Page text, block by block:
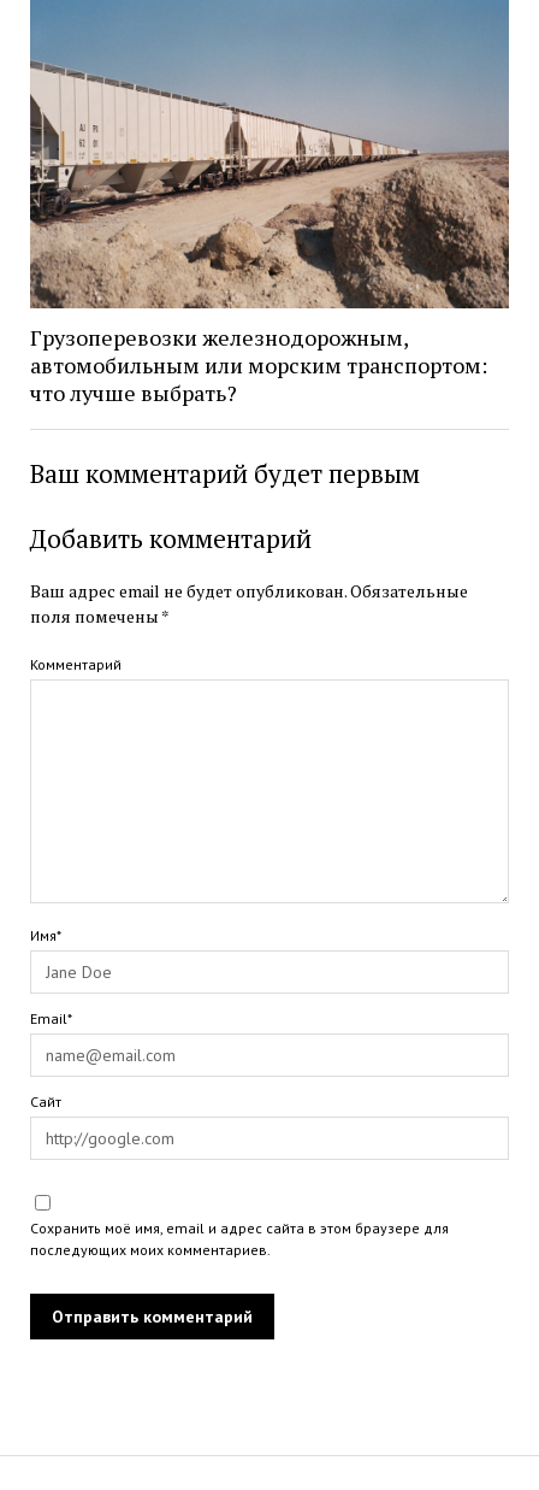
Грузоперевозки железнодорожным,
автомобильным или морским транспортом:
что лучше выбрать?
Ваш комментарий будет первым
Добавить комментарий
Ваш адрес email не будет опубликован.Обязательные
поля помечены *
Комментарий
Имя*
Email*
Сайт
Сохранить моё имя, email и адрес сайта в этом браузере для
последующих моих комментариев.